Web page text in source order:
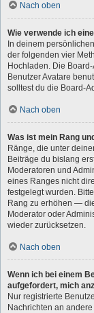
Nach oben
Wie verwende ich
In deinem
der folgenden vier
Hochladen. Die
Benutzer Avatare
solltest du die Board-
Nach oben
Was ist mein Rang
Ränge, die unter
Beiträge du bislang
Moderatoren und
eines Ranges nicht
festgelegt wurden.
Rang zu erhöhen —
Moderator oder
wieder zurücksetzen.
Nach oben
Wenn ich bei einem
aufgefordert, mich
Nur registrierte
Nachrichten an